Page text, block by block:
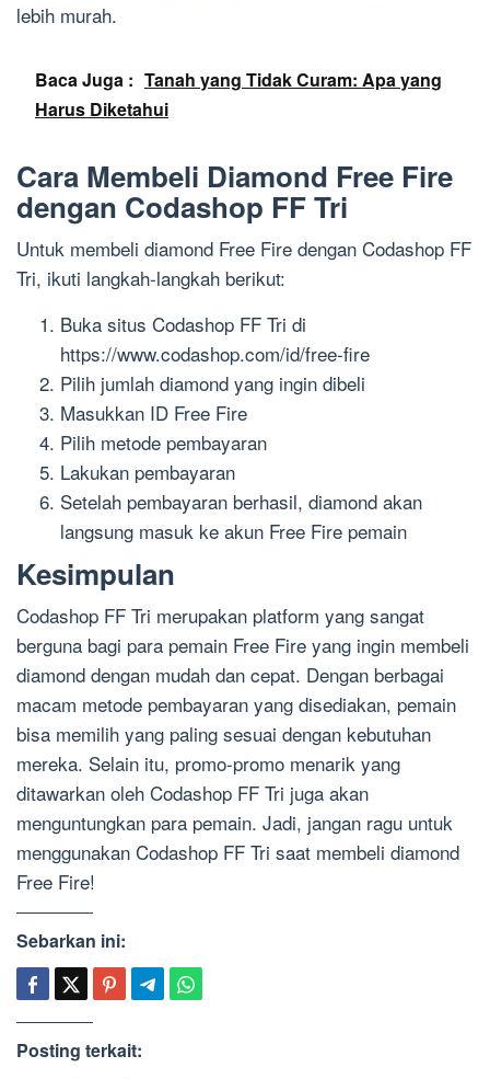
lebih murah.
Baca Juga : Tanah yang Tidak Curam: Apa yang
Harus Diketahui
Cara Membeli Diamond Free Fire
dengan Codashop FF Tri
Untuk membeli diamond Free Fire dengan Codashop FF
Tri, ikuti langkah-langkah berikut:
Buka situs Codashop FF Tri di
https://www.codashop.com/id/free-fire
Pilih jumlah diamond yang ingin dibeli
Masukkan ID Free Fire
Pilih metode pembayaran
Lakukan pembayaran
Setelah pembayaran berhasil, diamond akan
langsung masuk ke akun Free Fire pemain
Kesimpulan
Codashop FF Tri merupakan platform yang sangat
berguna bagi para pemain Free Fire yang ingin membeli
diamond dengan mudah dan cepat. Dengan berbagai
macam metode pembayaran yang disediakan, pemain
bisa memilih yang paling sesuai dengan kebutuhan
mereka. Selain itu, promo-promo menarik yang
ditawarkan oleh Codashop FF Tri juga akan
menguntungkan para pemain. Jadi, jangan ragu untuk
menggunakan Codashop FF Tri saat membeli diamond
Free Fire!
Sebarkan ini:
Posting terkait: